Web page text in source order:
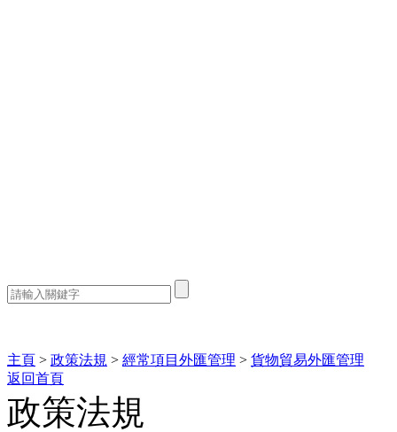
主頁 > 政策法規 > 經常項目外匯管理 > 貨物貿易外匯管理
返回首頁
政策法規